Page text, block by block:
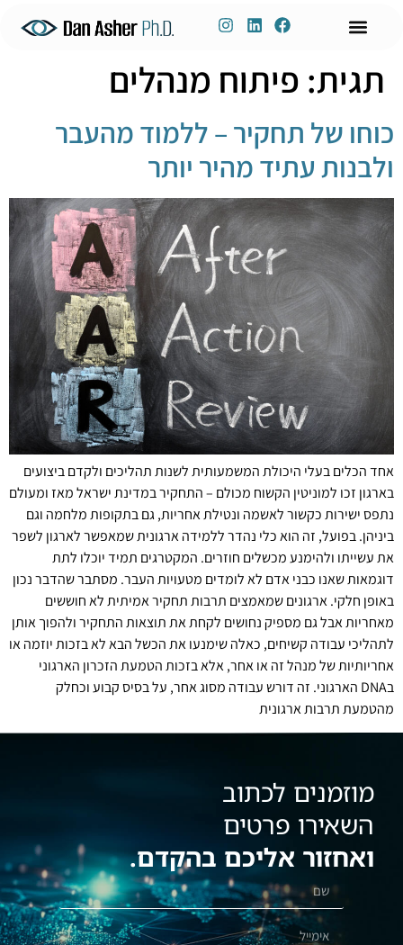
תגית: פיתוח מנהלים
כוחו של תחקיר – ללמוד מהעבר
ולבנות עתיד מהיר יותר
אחד הכלים בעלי היכולת המשמעותית לשנות תהליכים ולקדם ביצועים
בארגון זכו למוניטין הקשוח מכולם – התחקיר במדינת ישראל מאז ומעולם
נתפס ישירות כקשור לאשמה ונטילת אחריות, גם בתקופות מלחמה וגם
ביניהן. בפועל, זה הוא כלי נהדר ללמידה ארגונית שמאפשר לארגון לשפר
את עשייתו ולהימנע מכשלים חוזרים. המקטרגים תמיד יוכלו לתת
דוגמאות שאנו כבני אדם לא לומדים מטעויות העבר. מסתבר שהדבר נכון
באופן חלקי. ארגונים שמאמצים תרבות תחקיר אמיתית לא חוששים
מאחריות אבל גם מספיק נחושים לקחת את תוצאות התחקיר ולהפוך אותן
לתהליכי עבודה קשיחים, כאלה שימנעו את הכשל הבא לא בזכות יוזמה או
אחריותיות של מנהל זה או אחר, אלא בזכות הטמעת הזכרון הארגוני
בDNA הארגוני. זה דורש עבודה מסוג אחר, על בסיס קבוע וכחלק
מהטמעת תרבות ארגונית
מוזמנים לכתוב
השאירו פרטים
ואחזור אליכם בהקדם.